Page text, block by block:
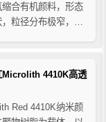
合有机颜料，形态
粒径分布极窄，具
要用于高透明度溶
油墨体系，适用于
Microlith 4410K高透
Red 4410K纳米颜